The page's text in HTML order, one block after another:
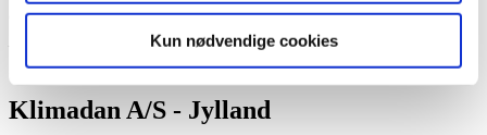
Kun nødvendige cookies
Certificeret Thermia-installatør og -servicepartner,
Klimadan A/S - Jylland